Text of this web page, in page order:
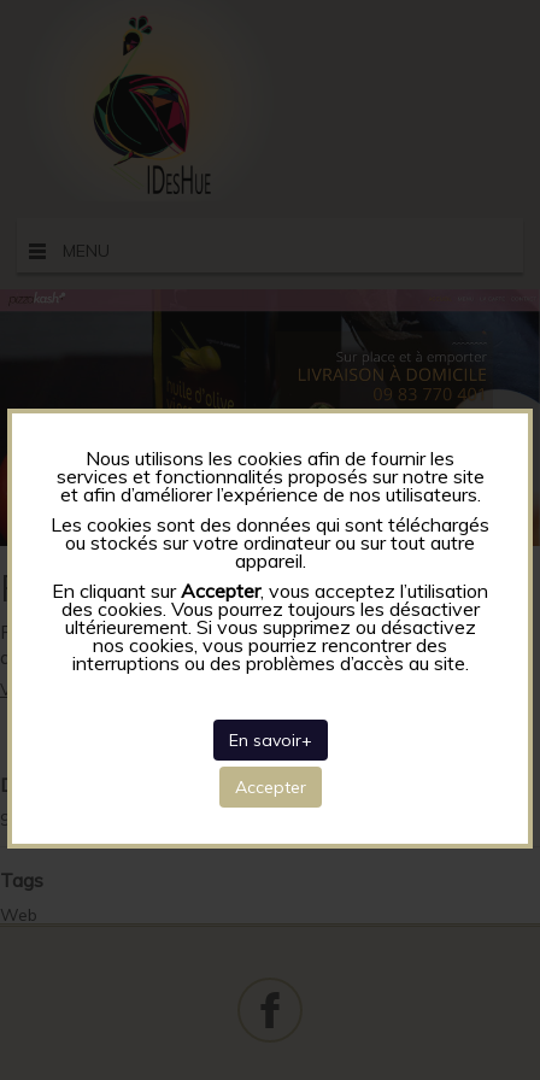
Nous utilisons les cookies afin de fournir les
services et fonctionnalités proposés sur notre site
et afin d’améliorer l’expérience de nos utilisateurs.
Les cookies sont des données qui sont téléchargés
ou stockés sur votre ordinateur ou sur tout autre
appareil.
En cliquant surAccepter, vous acceptez l’utilisation
des cookies. Vous pourrez toujours les désactiver
ultérieurement. Si vous supprimez ou désactivez
nos cookies, vous pourriez rencontrer des
interruptions ou des problèmes d’accès au site.
En savoir+
Accepter
MENU
Pizza Kash
Restauration kasher sous le contrôle du Rabbinat Loubavitch
de France, sur place et à emporter
Visiter le site
Date
9 janvier 2023
Tags
Web